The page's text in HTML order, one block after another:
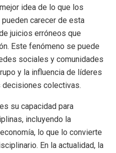
idea de lo que los
carecer de esta
juicios erróneos que
Este fenómeno se puede
sociales y comunidades
y la influencia de líderes
decisiones colectivas.
su capacidad para
incluyendo la
lo que lo convierte
En la actualidad, la